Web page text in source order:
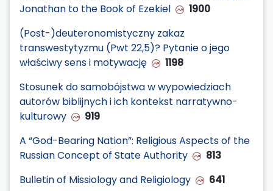
Jonathan to the Book of Ezekiel
1900
(Post-)deuteronomistyczny zakaz
transwestytyzmu (Pwt 22,5)? Pytanie o jego
właściwy sens i motywację
1198
Stosunek do samobójstwa w wypowiedziach
autorów biblijnych i ich kontekst narratywno-
kulturowy
919
A “God-Bearing Nation”: Religious Aspects of the
Russian Concept of State Authority
813
Bulletin of Missiology and Religiology
641